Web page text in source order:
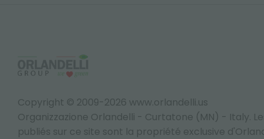
Copyright © 2009-2026 www.orlandelli.us
Organizzazione Orlandelli - Curtatone (MN) - Italy.
publiés sur ce site sont la propriété exclusive